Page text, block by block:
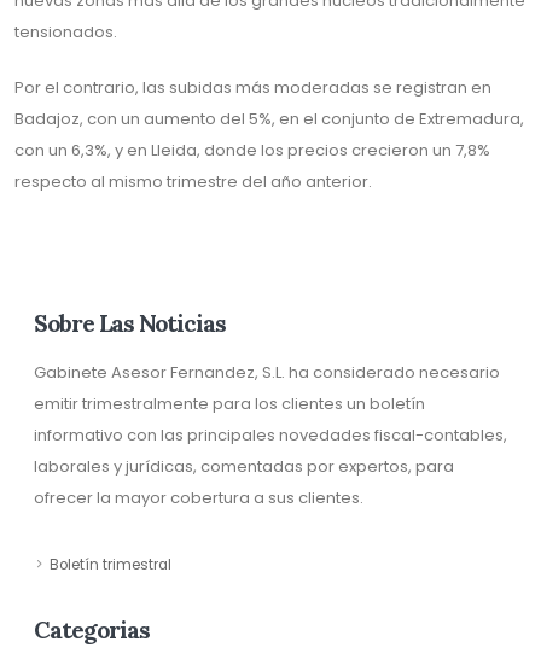
tensionados.
Por el contrario, las subidas más moderadas se registran en
Badajoz, con un aumento del 5%, en el conjunto de Extremadura,
con un 6,3%, y en Lleida, donde los precios crecieron un 7,8%
respecto al mismo trimestre del año anterior.
Sobre Las Noticias
Gabinete Asesor Fernandez, S.L. ha considerado necesario
emitir trimestralmente para los clientes un boletín
informativo con las principales novedades fiscal-contables,
laborales y jurídicas, comentadas por expertos, para
ofrecer la mayor cobertura a sus clientes.
Boletín trimestral
Categorias